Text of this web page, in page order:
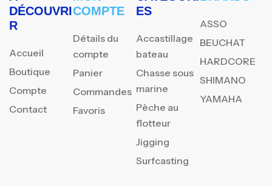
DÉCOUVRI
R
Accueil
Boutique
Compte
Contact
COMPTE
Détails du
compte
Panier
Commandes
Favoris
ES
Accastillage
bateau
Chasse sous
marine
Pèche au
flotteur
Jigging
Surfcasting
ASSO
BEUCHAT
HARDCORE
SHIMANO
YAMAHA